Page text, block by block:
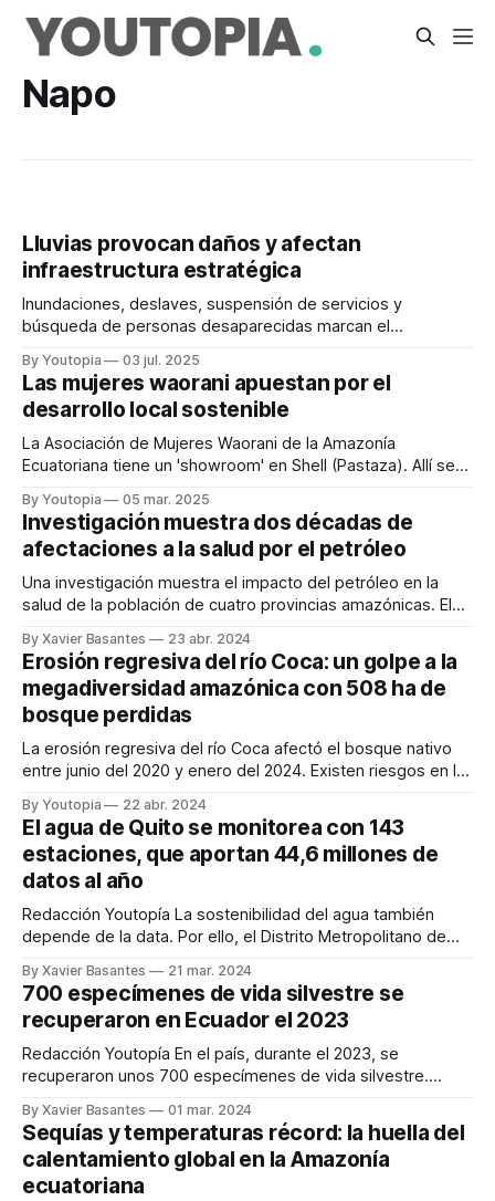
Napo
Lluvias provocan daños y afectan
infraestructura estratégica
Inundaciones, deslaves, suspensión de servicios y
búsqueda de personas desaparecidas marcan el
By Youtopia 03 jul. 2025
Las mujeres waorani apuestan por el
desarrollo local sostenible
La Asociación de Mujeres Waorani de la Amazonía
Ecuatoriana tiene un 'showroom' en Shell (Pastaza). Allí se
By Youtopia 05 mar. 2025
Investigación muestra dos décadas de
afectaciones a la salud por el petróleo
Una investigación muestra el impacto del petróleo en la
salud de la población de cuatro provincias amazónicas. El
Redacción Youtopía Una investigación académica
determinó que en las últimas dos décadas, la actividad
petrolera causó daños en la salud de la población de
By Xavier Basantes 23 abr. 2024
Erosión regresiva del río Coca: un golpe a la
megadiversidad amazónica con 508 ha de
bosque perdidas
La erosión regresiva del río Coca afectó el bosque nativo
entre junio del 2020 y enero del 2024. Existen riesgos en la
produjo la pérdida de 508 hectáreas de bosque en tres
años, entre junio de 2020 y enero
By Youtopia 22 abr. 2024
El agua de Quito se monitorea con 143
estaciones, que aportan 44,6 millones de
datos al año
Redacción Youtopía La sostenibilidad del agua también
depende de la data. Por ello, el Distrito Metropolitano de
recurso y aportan 44,6 millones de datos al año. Esas
estaciones hidrometereológicas se distribuyen en:
hidrológicas (33), pluviométricas (63) y climatológicas (47)
y generan
By Xavier Basantes 21 mar. 2024
700 especímenes de vida silvestre se
recuperaron en Ecuador el 2023
Redacción Youtopía En el país, durante el 2023, se
recuperaron unos 700 especímenes de vida silvestre.
tortugas, boas, loras, pericos, monos y tigrillos. Esos datos
los presentó el Ministerio de Ambiente, Agua y Transición
Ecológica (Maate), en el marco del lanzamiento de
By Xavier Basantes 01 mar. 2024
Sequías y temperaturas récord: la huella del
calentamiento global en la Amazonía
ecuatoriana